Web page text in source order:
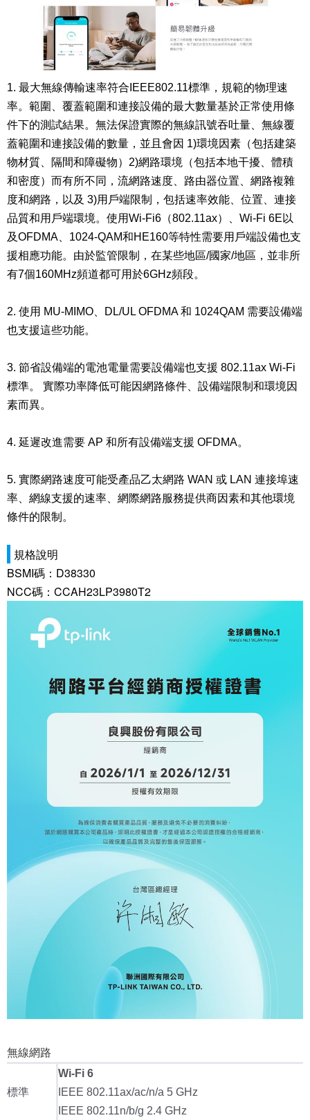
1. 最大無線傳輸速率符合IEEE802.11標準，規範的物理速
率。範圍、覆蓋範圍和連接設備的最大數量基於正常使用條
件下的測試結果。無法保證實際的無線訊號吞吐量、無線覆
蓋範圍和連接設備的數量，並且會因 1)環境因素（包括建築
物材質、隔間和障礙物）2)網路環境（包括本地干擾、體積
和密度）而有所不同，流網路速度、路由器位置、網路複雜
度和網路，以及 3)用戶端限制，包括速率效能、位置、連接
品質和用戶端環境。使用Wi-Fi6（802.11ax）、Wi-Fi 6E以
及OFDMA、1024-QAM和HE160等特性需要用戶端設備也支
援相應功能。由於監管限制，在某些地區/國家/地區，並非所
有7個160MHz頻道都可用於6GHz頻段。
2. 使用 MU-MIMO、DL/UL OFDMA 和 1024QAM 需要設備端
也支援這些功能。
3. 節省設備端的電池電量需要設備端也支援 802.11ax Wi-Fi
標準。 實際功率降低可能因網路條件、設備端限制和環境因
素而異。
4. 延遲改進需要 AP 和所有設備端支援 OFDMA。
5. 實際網路速度可能受產品乙太網路 WAN 或 LAN 連接埠速
率、網線支援的速率、網際網路服務提供商因素和其他環境
條件的限制。
規格說明
BSMI碼：D38330
NCC碼：CCAH23LP3980T2
無線網路
標準
Wi-Fi 6
IEEE 802.11ax/ac/n/a 5 GHz
IEEE 802.11n/b/g 2.4 GHz